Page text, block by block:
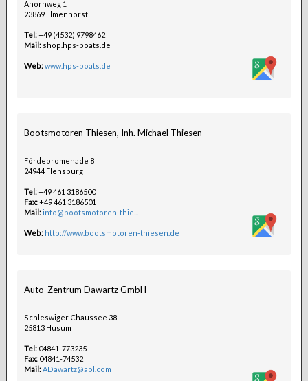
Ahornweg 1
23869 Elmenhorst
Tel:+49 (4532) 9798462
Mail:shop.hps-boats.de
Web:www.hps-boats.de
Bootsmotoren Thiesen, Inh. Michael Thiesen
Fördepromenade 8
24944 Flensburg
Tel:+49 461 3186500
Fax:+49 461 3186501
Mail:info@bootsmotoren-thie...
Web: http://www.bootsmotoren-thiesen.de
Auto-Zentrum Dawartz GmbH
Schleswiger Chaussee 38
25813 Husum
Tel:04841-773235
Fax:04841-74532
Mail:ADawartz@aol.com